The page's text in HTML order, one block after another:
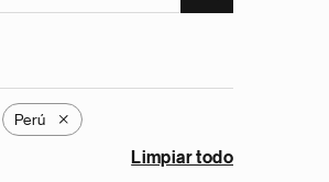
Perú X
Limpiar todo